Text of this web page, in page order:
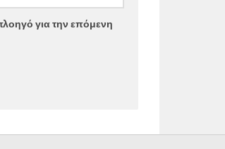
για την επόμενη